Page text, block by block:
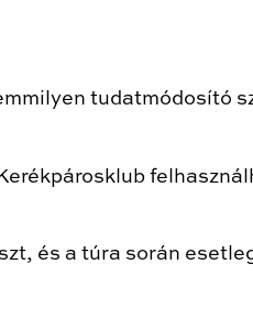
tudatmódosító
és a túra során